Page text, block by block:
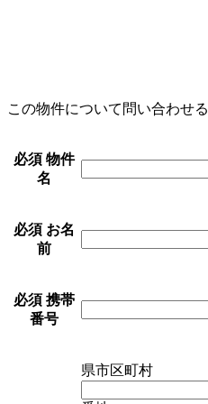
この物件について問い合わせる
必須物件
名
必須お名
前
必須携帯
番号
県市区町村